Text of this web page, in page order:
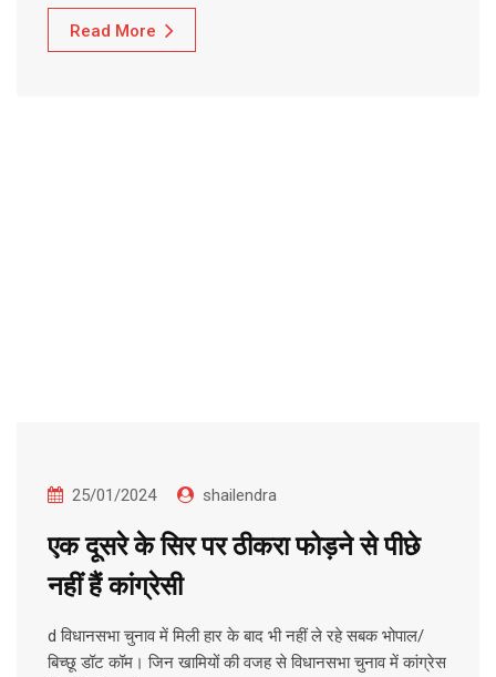
Read More
25/01/2024 shailendra
एक दूसरे के सिर पर ठीकरा फोड़ने से पीछे
नहीं हैं कांग्रेसी
d विधानसभा चुनाव में मिली हार के बाद भी नहीं ले रहे सबक भोपाल/
बिच्छू डॉट कॉम। जिन खामियों की वजह से विधानसभा चुनाव में कांग्रेस